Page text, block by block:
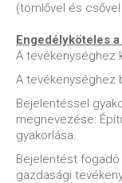
ENGEDÉLYKÖTELES
KAPCSOLAT
IRODÁK
(tömlővel és
Engedélyköteles
A tevékenységhez
A tevékenységhez
Bejelentéssel
megnevezése:
gyakorlása.
Bejelentést
gazdasági